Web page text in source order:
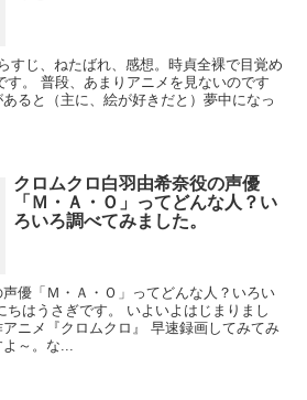
すじ、ねたばれ、感想。時貞全裸で目覚め
す。 普段、あまりアニメを見ないのです
ると（主に、絵が好きだと）夢中になっ
クロムクロ白羽由希奈役の声優
「Ｍ・Ａ・Ｏ」ってどんな人？い
ろいろ調べてみました。
優「Ｍ・Ａ・Ｏ」ってどんな人？いろい
ちはうさぎです。 いよいよはじまりまし
ニメ『クロムクロ』 早速録画してみてみ
よ～。な...